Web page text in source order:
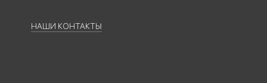
НАШИ КОНТАКТЫ